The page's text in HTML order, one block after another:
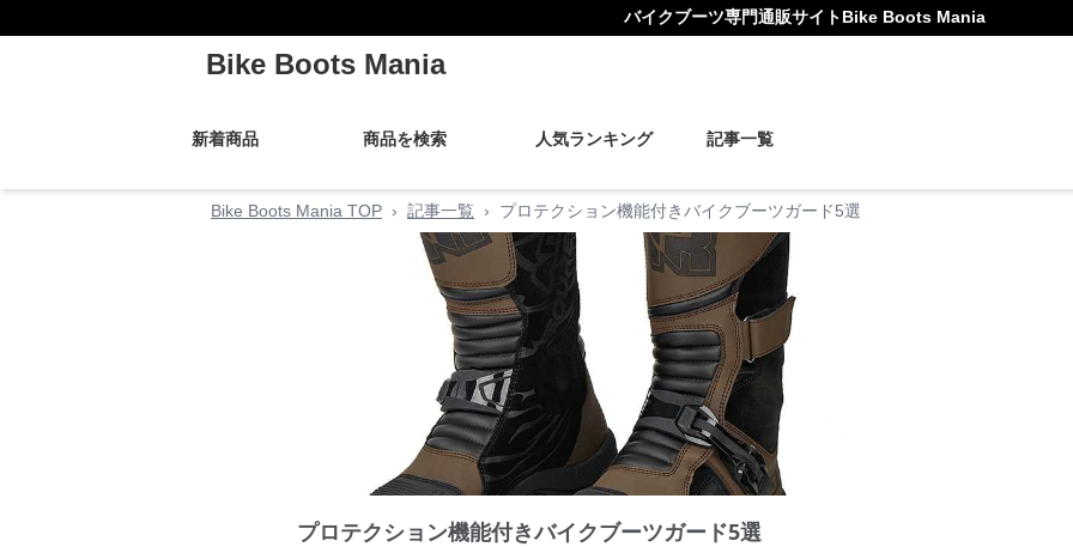
バイクブーツ専門通販サイトBike Boots Mania
Bike Boots Mania
新着商品 商品を検索 人気ランキング 記事一覧
Bike Boots Mania TOP › 記事一覧 › プロテクション機能付きバイクブーツガード5選
プロテクション機能付きバイクブーツガード5選